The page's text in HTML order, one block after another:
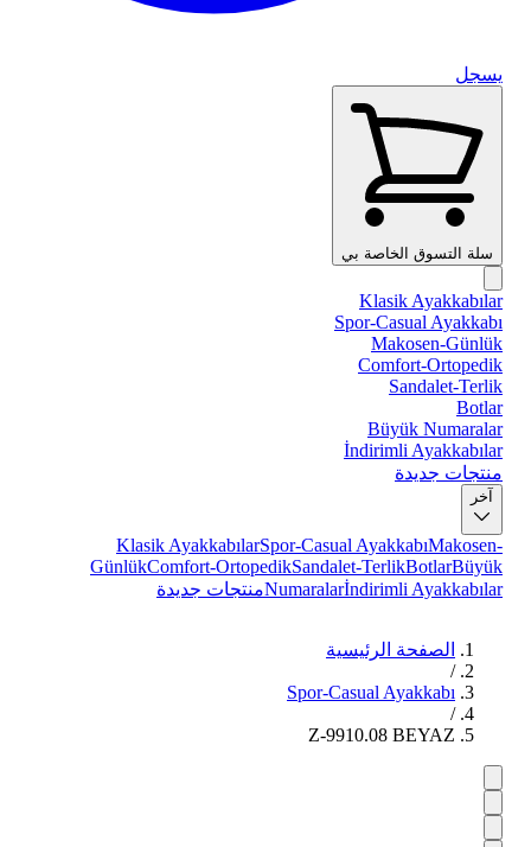
يسجل
سلة التسوق الخاصة بي
Klasik Ayakkabılar
Spor-Casual Ayakkabı
Makosen-Günlük
Comfort-Ortopedik
Sandalet-Terlik
Botlar
Büyük Numaralar
İndirimli Ayakkabılar
منتجات جديدة
آخر
Klasik AyakkabılarSpor-Casual AyakkabıMakosen-
GünlükComfort-OrtopedikSandalet-TerlikBotlarBüyük
Numaralarİndirimli Ayakkabılar منتجات جديدة
الصفحة الرئيسية
/
Spor-Casual Ayakkabı
/
Z-9910.08 BEYAZ